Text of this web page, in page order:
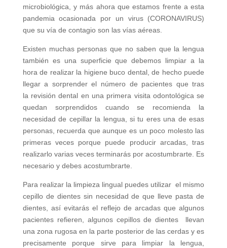
microbiológica, y más ahora que estamos frente a esta
pandemia ocasionada por un virus (CORONAVIRUS)
que su vía de contagio son las vías aéreas.
Existen muchas personas que no saben que la lengua
también es una superficie que debemos limpiar a la
hora de realizar la higiene buco dental, de hecho puede
llegar a sorprender el número de pacientes que tras
la revisión dental en una primera visita odontológica se
quedan sorprendidos cuando se recomienda la
necesidad de cepillar la lengua, si tu eres una de esas
personas, recuerda que aunque es un poco molesto las
primeras veces porque puede producir arcadas, tras
realizarlo varias veces terminarás por acostumbrarte. Es
necesario y debes acostumbrarte.
Para realizar la limpieza lingual puedes utilizar el mismo
cepillo de dientes sin necesidad de que lleve pasta de
dientes, así evitarás el reflejo de arcadas que algunos
pacientes refieren, algunos cepillos de dientes llevan
una zona rugosa en la parte posterior de las cerdas y es
precisamente porque sirve para limpiar la lengua,